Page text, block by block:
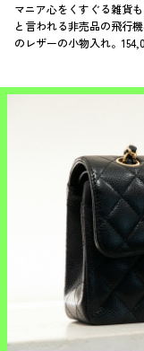
マニア心をくすぐる雑貨
と言われる非売品の飛行
のレザーの小物入れ。